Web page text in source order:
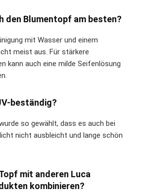
den Blumentopf am besten?
mit Wasser und einem
meist aus. Für stärkere
kann auch eine milde Seifenlösung
beständig?
so gewählt, dass es auch bei
nicht ausbleicht und lange schön
mit anderen Luca
kombinieren?